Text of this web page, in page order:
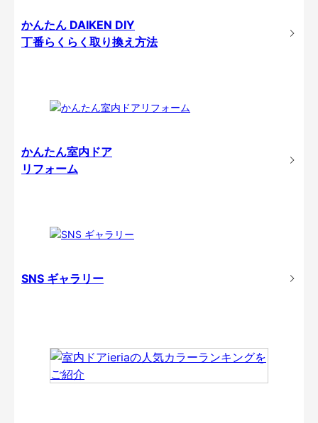
かんたん DAIKEN DIY
丁番らくらく取り換え方法
かんたん室内ドア
リフォーム
SNS ギャラリー